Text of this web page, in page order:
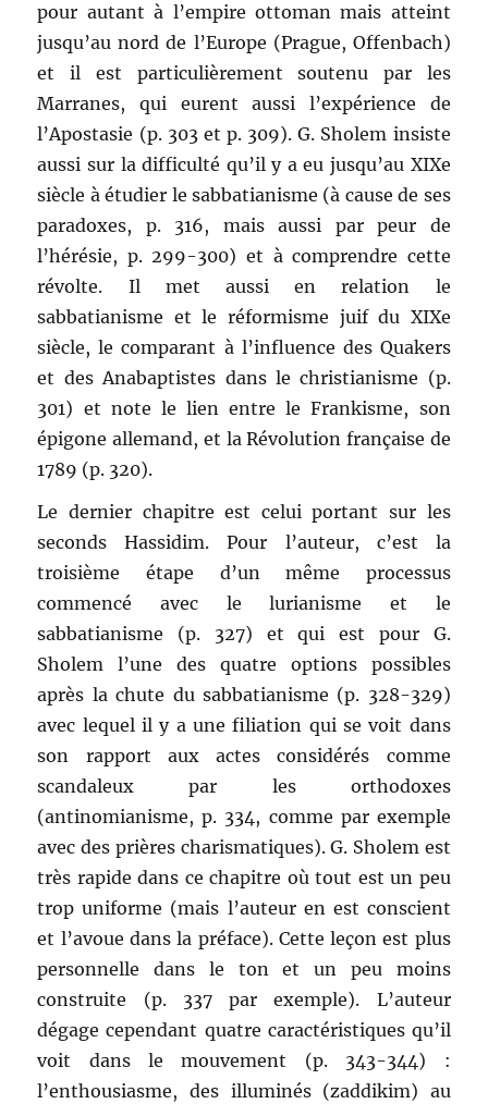
pour autant à l’empire ottoman mais atteint
jusqu’au nord de l’Europe (Prague, Offenbach)
et il est particulièrement soutenu par les
Marranes, qui eurent aussi l’expérience de
l’Apostasie (p. 303 et p. 309). G. Sholem insiste
aussi sur la difficulté qu’il y a eu jusqu’au XIXe
siècle à étudier le sabbatianisme (à cause de ses
paradoxes, p. 316, mais aussi par peur de
l’hérésie, p. 299-300) et à comprendre cette
révolte. Il met aussi en relation le
sabbatianisme et le réformisme juif du XIXe
siècle, le comparant à l’influence des Quakers
et des Anabaptistes dans le christianisme (p.
301) et note le lien entre le Frankisme, son
épigone allemand, et la Révolution française de
1789 (p. 320).
Le dernier chapitre est celui portant sur les
seconds Hassidim. Pour l’auteur, c’est la
troisième étape d’un même processus
commencé avec le lurianisme et le
sabbatianisme (p. 327) et qui est pour G.
Sholem l’une des quatre options possibles
après la chute du sabbatianisme (p. 328-329)
avec lequel il y a une filiation qui se voit dans
son rapport aux actes considérés comme
scandaleux par les orthodoxes
(antinomianisme, p. 334, comme par exemple
avec des prières charismatiques). G. Sholem est
très rapide dans ce chapitre où tout est un peu
trop uniforme (mais l’auteur en est conscient
et l’avoue dans la préface). Cette leçon est plus
personnelle dans le ton et un peu moins
construite (p. 337 par exemple). L’auteur
dégage cependant quatre caractéristiques qu’il
voit dans le mouvement (p. 343-344) :
l’enthousiasme, des illuminés (zaddikim) au